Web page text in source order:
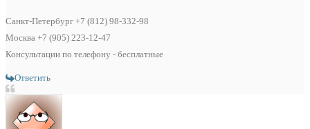
Санкт-Петербург +7 (812) 98-332-98
Москва +7 (905) 223-12-47
Консультации по телефону - бесплатные
Ответить